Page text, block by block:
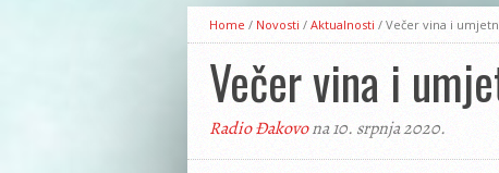
AKTUALNOSTI
CRNA KRONIKA
POLITIKA
ZANIMLJIVOSTI
GOSPODARSTVO
KULTURA
Home / Novosti / Aktualnosti / Večer vina i
Večer vina i
Radio Đakovona 10. srpnja 2020.